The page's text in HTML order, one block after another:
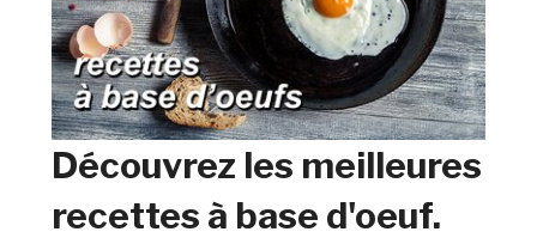
Découvrez les meilleures
recettes à base d'oeuf.